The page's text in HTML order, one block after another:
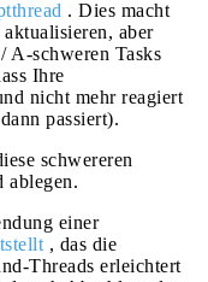
. Dies macht
aber
A-schweren Tasks
Ihre
nicht mehr reagiert
passiert).
schwereren
ablegen.
einer
, das die
Threads erleichtert